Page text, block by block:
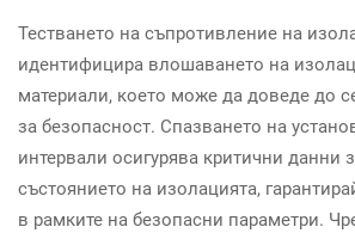
Тестването на съпротивление на
идентифицира влошаването на
материали, което може да доведе до
за безопасност. Спазването на
интервали осигурява критични данни
състоянието на изолацията,
в рамките на безопасни параметри.